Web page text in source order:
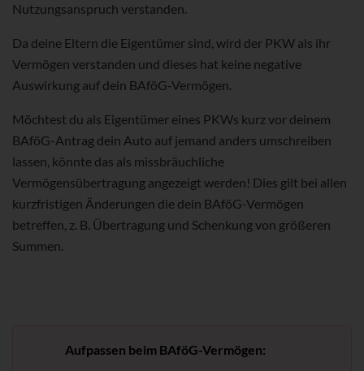
Nutzungsanspruch verstanden.
Da deine Eltern die Eigentümer sind, wird der PKW als ihr
Vermögen verstanden und dieses hat keine negative
Auswirkung auf dein BAföG-Vermögen.
Möchtest du als Eigentümer eines PKWs kurz vor deinem
BAföG-Antrag dein Auto auf jemand anders umschreiben
lassen, könnte das als missbräuchliche
Vermögensübertragung angezeigt werden! Dies gilt bei allen
kurzfristigen Änderungen die dein BAföG-Vermögen
betreffen, z. B. Übertragung und Schenkung von größeren
Summen.
Aufpassen beim BAföG-Vermögen: